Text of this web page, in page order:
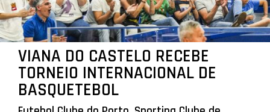
VIANA DO CASTELO RECEBE
TORNEIO INTERNACIONAL DE
BASQUETEBOL